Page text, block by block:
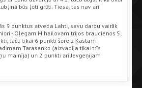
būs ļoti grūti. Tiesa, tas nav arī
9 punktus atveda Lahti, savu darbu vairāk
- Oļegam Mihailovam trijos braucienos 5,
taču tikai 6 punkti šoreiz Ķastam
Tarasenko (aizvadīja tikai trīs
mainīja) un 2 punkti arī Jevgeņijam